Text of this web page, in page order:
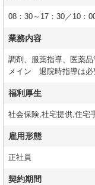
08：30～17：30／10：
業務内容
調剤、服薬指導、医薬
メイン 退院時指導は必
福利厚生
社会保険,社宅提供,住宅
雇用形態
正社員
契約期間